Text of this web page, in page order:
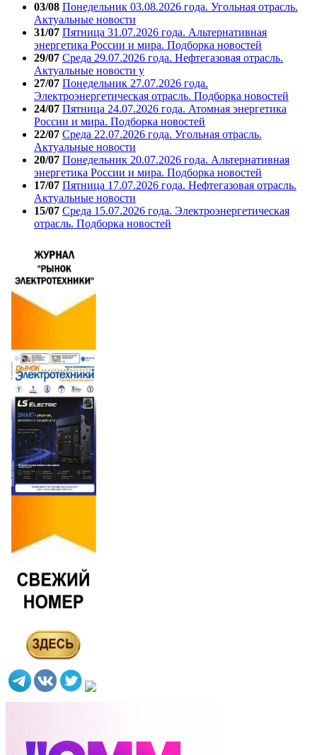
03/08 Понедельник 03.08.2026 года. Угольная отрасль.
Актуальные новости
31/07 Пятница 31.07.2026 года. Альтернативная
энергетика России и мира. Подборка новостей
29/07 Среда 29.07.2026 года. Нефтегазовая отрасль.
Актуальные новости у
27/07 Понедельник 27.07.2026 года.
Электроэнергетическая отрасль. Подборка новостей
24/07 Пятница 24.07.2026 года. Атомная энергетика
России и мира. Подборка новостей
22/07 Среда 22.07.2026 года. Угольная отрасль.
Актуальные новости
20/07 Понедельник 20.07.2026 года. Альтернативная
энергетика России и мира. Подборка новостей
17/07 Пятница 17.07.2026 года. Нефтегазовая отрасль.
Актуальные новости
15/07 Среда 15.07.2026 года. Электроэнергетическая
отрасль. Подборка новостей